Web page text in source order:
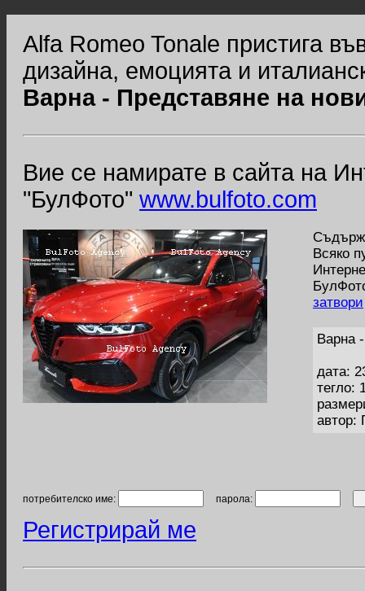
Alfa Romeo Tonale пристига
дизайна, емоцията и
Варна - Представяне на
Вие се намирате в сайта на
"БулФото" www.bulfoto.com
Всяко
затвори
Варна
дата:
тегло:
автор:
потребителско име: парола:
Регистрирай ме